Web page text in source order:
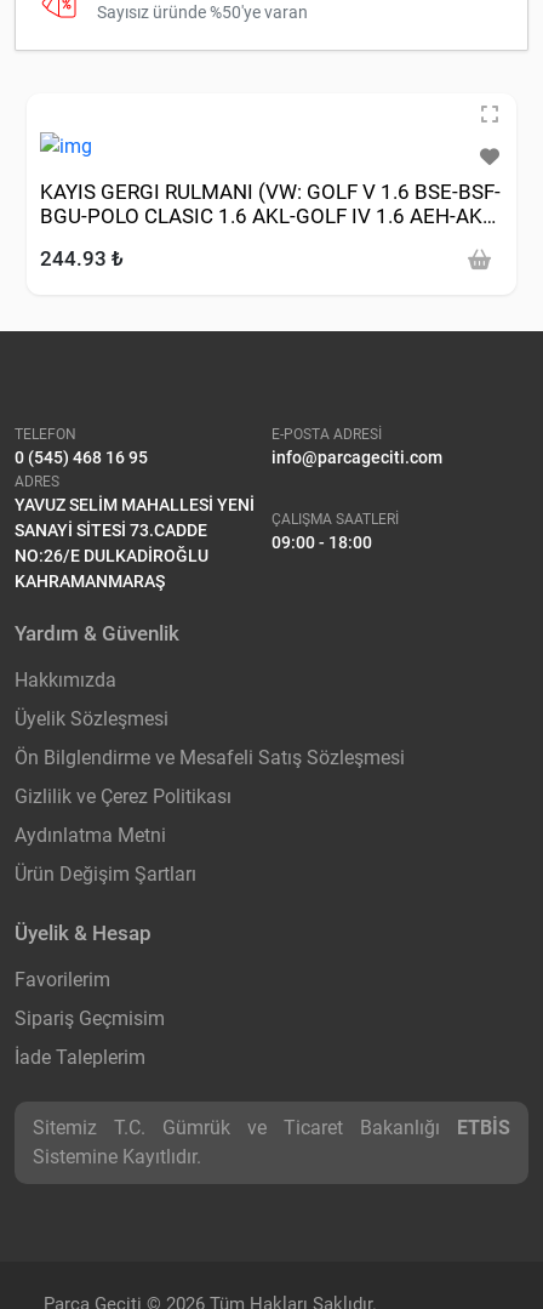
Sayısız üründe %50'ye varan
KAYIS GERGI RULMANI (VW: GOLF V 1.6 BSE-BSF-
BGU-POLO CLASIC 1.6 AKL-GOLF IV 1.6 AEH-AKL-
244.93 ₺
TELEFON
0 (545) 468 16 95
E-POSTA ADRESİ
info@parcageciti.com
ADRES
YAVUZ SELİM MAHALLESİ YENİ
SANAYİ SİTESİ 73.CADDE
NO:26/E DULKADİROĞLU
KAHRAMANMARAŞ
ÇALIŞMA SAATLERİ
09:00 - 18:00
Yardım & Güvenlik
Hakkımızda
Üyelik Sözleşmesi
Ön Bilglendirme ve Mesafeli Satış Sözleşmesi
Gizlilik ve Çerez Politikası
Aydınlatma Metni
Ürün Değişim Şartları
Üyelik & Hesap
Favorilerim
Sipariş Geçmisim
İade Taleplerim
Sitemiz T.C. Gümrük ve Ticaret Bakanlığı ETBİS
Sistemine Kayıtlıdır.
Parça Geçiti © 2026 Tüm Hakları Saklıdır.